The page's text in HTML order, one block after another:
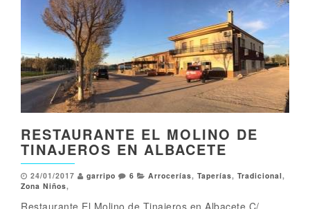
RESTAURANTE EL MOLINO DE
TINAJEROS EN ALBACETE
24/01/2017 garripo 6 Arrocerías, Taperías, Tradicional,
Zona Niños,
Restaurante El Molino de Tinajeros en Albacete C/